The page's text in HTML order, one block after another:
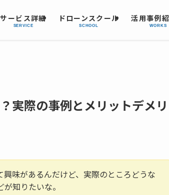
サービス詳細
SERVICE
ドローンスクール
SCHOOL
活用事例
WORKS
実際の事例とメリットデメ
興味があるんだけど、実際のところどうな
知りたいな。